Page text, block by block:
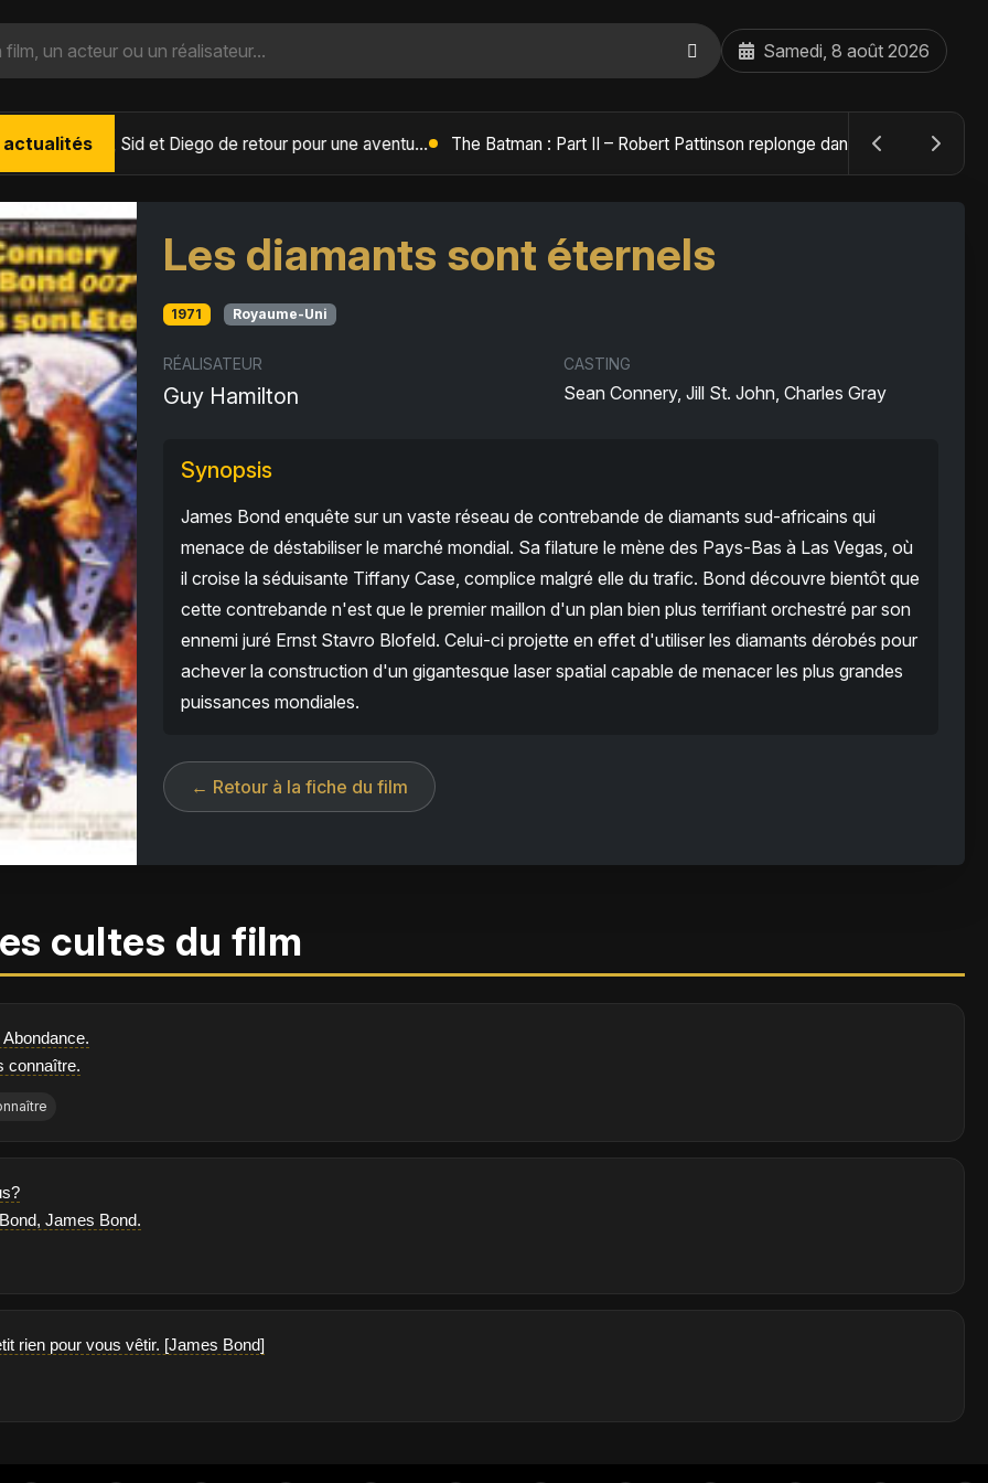
Samedi, 8 août 2026
actualités L'Âge de Glace : Le Réveil du Volcan – Manny, Sid et Diego de retour pour une aventure explosive The Batman : Part II – Robert Pattinson replonge dans les ténèbres de Gotham dès octobre 2027
Les diamants sont éternels
1971 Royaume-Uni
RÉALISATEUR
Guy Hamilton
CASTING
Sean Connery, Jill St. John, Charles Gray
Synopsis
James Bond enquête sur un vaste réseau de contrebande de diamants sud-africains qui
menace de déstabiliser le marché mondial. Sa filature le mène des Pays-Bas à Las Vegas, où
il croise la séduisante Tiffany Case, complice malgré elle du trafic. Bond découvre bientôt que
cette contrebande n'est que le premier maillon d'un plan bien plus terrifiant orchestré par son
ennemi juré Ernst Stavro Blofeld. Celui-ci projette en effet d'utiliser les diamants dérobés pour
achever la construction d'un gigantesque laser spatial capable de menacer les plus grandes
puissances mondiales.
← Retour à la fiche du film
cultes du film
Abondance.
connaître.
James Bond.
rien pour vous vêtir. [James Bond]